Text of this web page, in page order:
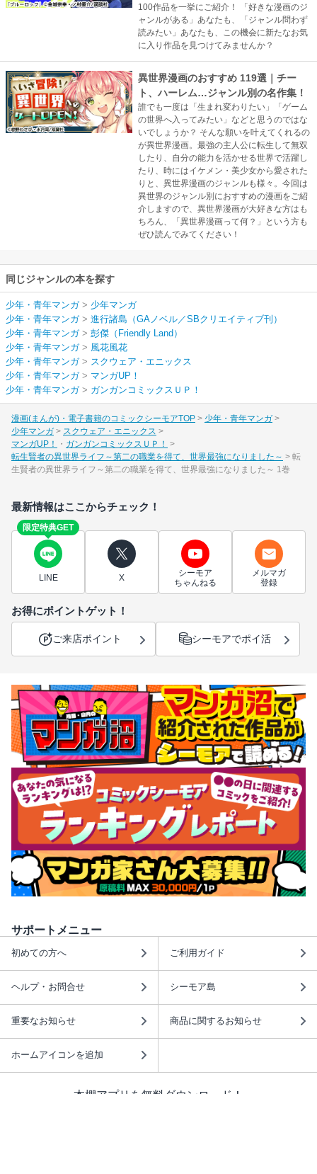
100作品を一挙にご紹介！ 「好きな漫画のジ
ャンルがある」あなたも、「ジャンル問わず
読みたい」あなたも、この機会に新たなお気
に入り作品を見つけてみませんか？
異世界漫画のおすすめ 119選｜チー
ト、ハーレム…ジャンル別の名作集！
誰でも一度は「生まれ変わりたい」「ゲーム
の世界へ入ってみたい」などと思うのではな
いでしょうか？ そんな願いを叶えてくれるの
が異世界漫画。最強の主人公に転生して無双
したり、自分の能力を活かせる世界で活躍し
たり、時にはイケメン・美少女から愛された
りと、異世界漫画のジャンルも様々。今回は
異世界のジャンル別におすすめの漫画をご紹
介しますので、異世界漫画が大好きな方はも
ちろん、「異世界漫画って何？」という方も
ぜひ読んでみてください！
同じジャンルの本を探す
少年・青年マンガ> 少年マンガ
少年・青年マンガ> 進行諸島（GAノベル／SBクリエイティブ刊）
少年・青年マンガ> 彭傑（Friendly Land）
少年・青年マンガ> 風花風花
少年・青年マンガ> スクウェア・エニックス
少年・青年マンガ> マンガUP！
少年・青年マンガ> ガンガンコミックスＵＰ！
漫画(まんが)・電子書籍のコミックシーモアTOP
少年・青年マンガ
少年マンガ
スクウェア・エニックス
マンガUP！
ガンガンコミックスＵＰ！
転生賢者の異世界ライフ～第二の職業を得て、世界最強になりました～
転
生賢者の異世界ライフ～第二の職業を得て、世界最強になりました～ 1巻
最新情報はここからチェック！
限定特典GET
LINE X
シーモア
ちゃんねる
メルマガ
登録
お得にポイントゲット！
ご来店ポイント シーモアでポイ活
サポートメニュー
初めての方へ ご利用ガイド
ヘルプ・お問合せ シーモア島
重要なお知らせ 商品に関するお知らせ
ホームアイコンを追加
本棚アプリを無料ダウンロード！